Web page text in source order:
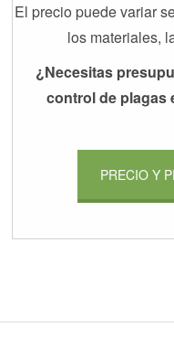
El precio puede variar
los materiales,
¿Necesitas
control de plagas
PRECIO Y